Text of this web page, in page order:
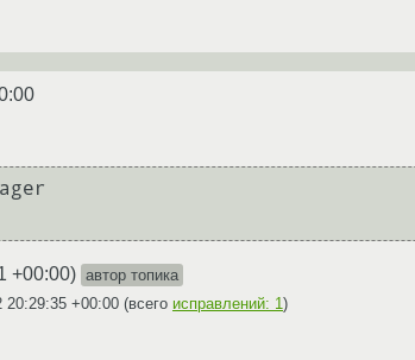
+00:00) автор топика
20:29:35 +00:00 (всего исправлений: 1 )